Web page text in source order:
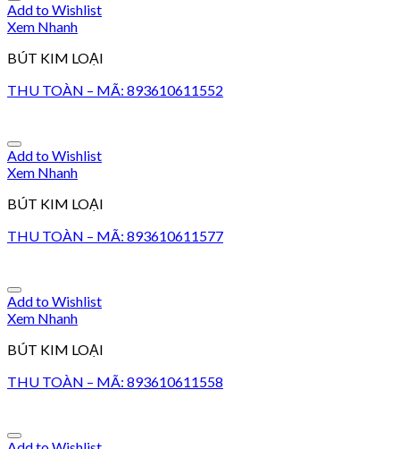
Add to Wishlist
Xem Nhanh
BÚT KIM LOẠI
THU TOÀN – MÃ: 893610611552
Add to Wishlist
Xem Nhanh
BÚT KIM LOẠI
THU TOÀN – MÃ: 893610611577
Add to Wishlist
Xem Nhanh
BÚT KIM LOẠI
THU TOÀN – MÃ: 893610611558